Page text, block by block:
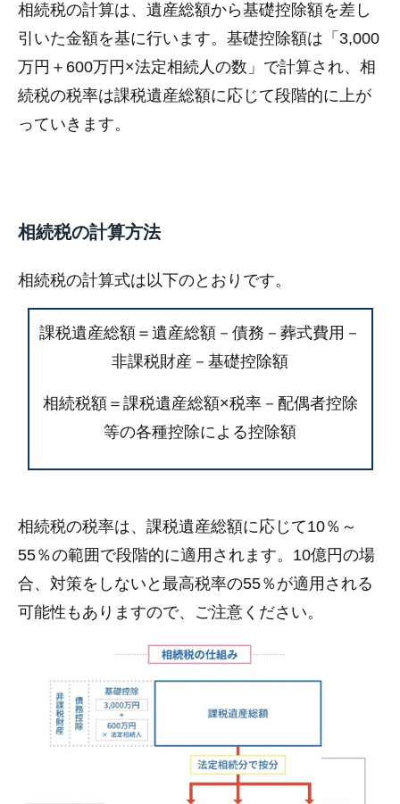
相続税の計算は、遺産総額から基礎控除額を差し
引いた金額を基に行います。基礎控除額は「3,000
万円＋600万円×法定相続人の数」で計算され、相
続税の税率は課税遺産総額に応じて段階的に上が
っていきます。
相続税の計算方法
相続税の計算式は以下のとおりです。
課税遺産総額＝遺産総額－債務－葬式費用－
非課税財産－基礎控除額
相続税額＝課税遺産総額×税率－配偶者控除
等の各種控除による控除額
相続税の税率は、課税遺産総額に応じて10％～
55％の範囲で段階的に適用されます。10億円の場
合、対策をしないと最高税率の55％が適用される
可能性もありますので、ご注意ください。